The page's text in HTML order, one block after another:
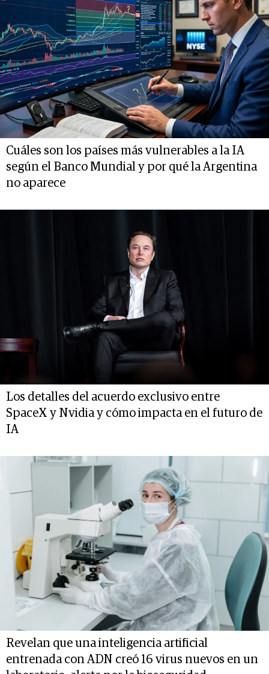
Cuáles son los países más vulnerables a la IA
según el Banco Mundial y por qué la Argentina
no aparece
Los detalles del acuerdo exclusivo entre
SpaceX y Nvidia y cómo impacta en el futuro de
IA
Revelan que una inteligencia artificial
entrenada con ADN creó 16 virus nuevos en un